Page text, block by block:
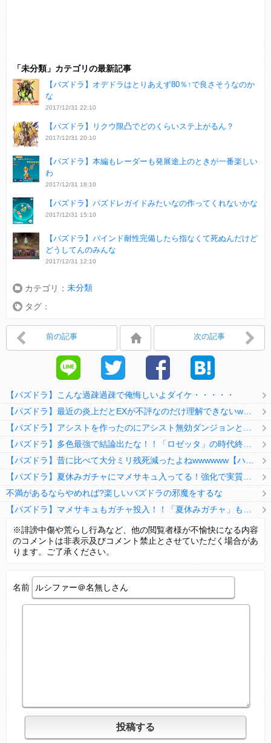
「未分類」カテゴリの最新記事
【パズドラ】オデドラはとりあえず80％↑で良さそうなのか
な
2017/12/31 22:10
【パズドラ】リクウ限凸でどのくらいステ上がるん？
2017/12/31 20:10
【パズドラ】本編もレーダーも発展途上のときが一番楽しい
わ
2017/12/31 18:10
【パズドラ】パズドレガイドみたいなの作ってくれないかな
2017/12/31 15:10
【パズドラ】バインド耐性完備したら指なくて死ぬんだけど
どうしてんのみんな
2017/12/31 12:10
カテゴリ： 未分類
タグ：
前の記事 次の記事
【パズドラ】こんな過疎過疎で俺悔しいよダイケ・・・・・
不満があるならやめれば?楽しいパズドラの邪魔をするな
【パズドラ】TB・HEARTSの6人は全員分岐進化とアシスト2種あり！HEARTSエンジェルの進化いいな
変な所でセーブして詰んだゲーム、貴方にはありますか？
Powered by livedoor 相互RSS
※誹謗中傷や荒らし行為など、他の閲覧者様が不愉快になる内容
のコメントは非表示及びコメント禁止とさせていただく場合があ
ります。ご了承ください。
名前